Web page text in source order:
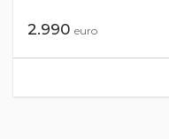
2.990 euro